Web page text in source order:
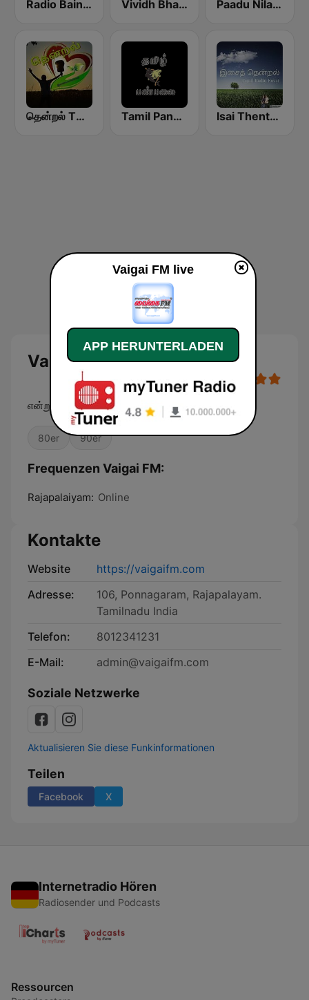
Radio Baingan Vividh Bharti (विविध भारती) Paadu Nilavae Tamil Radio
தென்றல் THENDRAL Tamil Panpalai Gold Isai Thentral Tamil Radio
Vaigai FM
என்றும் உங்களோடு! என்றென்றும் தமிழோடு!!
80er 90er
Frequenzen Vaigai FM:
Rajapalaiyam: Online
Kontakte
Website
https://vaigaifm.com
Adresse:
106, Ponnagaram, Rajapalayam.
Tamilnadu India
Telefon:
8012341231
E-Mail:
admin@vaigaifm.com
Soziale Netzwerke
Aktualisieren Sie diese Funkinformationen
Teilen
Facebook X
Internetradio Hören
Radiosender und Podcasts
Ressourcen
Vaigai FM live
APP HERUNTERLADEN